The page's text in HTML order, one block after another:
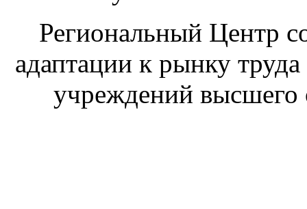
Региональный Центр
адаптации к рынку
учреждений